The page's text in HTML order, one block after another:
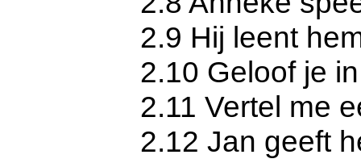
2.9 Hij leent
2.10 Geloof je
2.11 Vertel me
2.12 Jan geeft